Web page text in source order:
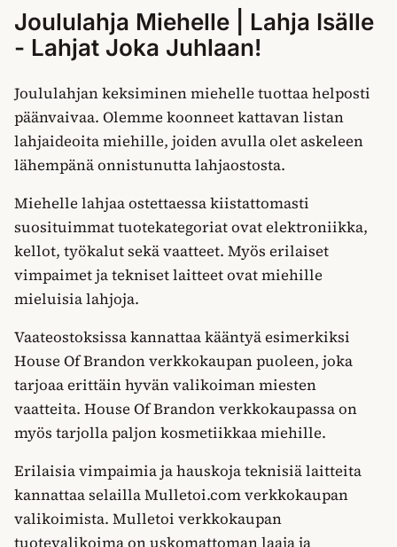
Joululahja Miehelle | Lahja Isälle
- Lahjat Joka Juhlaan!
Joululahjan keksiminen miehelle tuottaa helposti
päänvaivaa. Olemme koonneet kattavan listan
lahjaideoita miehille, joiden avulla olet askeleen
lähempänä onnistunutta lahjaostosta.
Miehelle lahjaa ostettaessa kiistattomasti
suosituimmat tuotekategoriat ovat elektroniikka,
kellot, työkalut sekä vaatteet. Myös erilaiset
vimpaimet ja tekniset laitteet ovat miehille
mieluisia lahjoja.
Vaateostoksissa kannattaa kääntyä esimerkiksi
House Of Brandon verkkokaupan puoleen, joka
tarjoaa erittäin hyvän valikoiman miesten
vaatteita. House Of Brandon verkkokaupassa on
myös tarjolla paljon kosmetiikkaa miehille.
Erilaisia vimpaimia ja hauskoja teknisiä laitteita
kannattaa selailla Mulletoi.com verkkokaupan
valikoimista. Mulletoi verkkokaupan